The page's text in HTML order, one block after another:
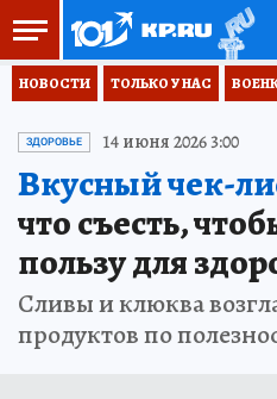
НОВОСТИ ТОЛЬКО У НАС
ЗДОРОВЬЕ 14 июня 2026 3:00
Вкусный чек-
что съесть,
пользу для
Сливы и клюква
продуктов по